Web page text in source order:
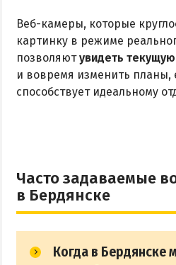
Веб-камеры, которые
картинку в режиме
позволяютувидеть
и вовремя изменить планы,
способствует идеальному
Часто задаваемые
в Бердянске
Когда в Бердянске